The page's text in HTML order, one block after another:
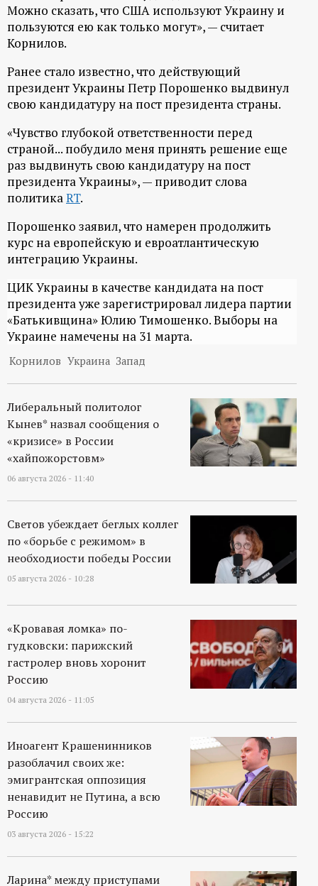
о
н
н
ы
й
п
о
р
т
а
л
Можно сказать, что США используют Украину и
пользуются ею как только могут», — считает
Корнилов.
Ранее стало известно, что действующий
президент Украины Петр Порошенко выдвинул
свою кандидатуру на пост президента страны.
«Чувство глубокой ответственности перед
страной... побудило меня принять решение еще
раз выдвинуть свою кандидатуру на пост
президента Украины», — приводит слова
политика RT.
Порошенко заявил, что намерен продолжить
курс на европейскую и евроатлантическую
интеграцию Украины.
ЦИК Украины в качестве кандидата на пост
президента уже зарегистрировал лидера партии
«Батькивщина» Юлию Тимошенко. Выборы на
Украине намечены на 31 марта.
Корнилов Украина Запад
Либеральный политолог
Кынев* назвал сообщения о
«кризисе» в России
«хайпожорстовм»
06 августа 2026 - 11:40
Светов убеждает беглых коллег
по «борьбе с режимом» в
необходиости победы России
05 августа 2026 - 10:28
«Кровавая ломка» по-
гудковски: парижский
гастролер вновь хоронит
Россию
04 августа 2026 - 11:05
Иноагент Крашенинников
разоблачил своих же:
эмигрантская оппозиция
ненавидит не Путина, а всю
Россию
03 августа 2026 - 15:22
Ларина* между приступами